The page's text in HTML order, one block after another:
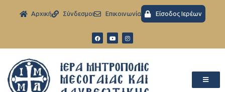
Aρχική Σύνδεσμοι Eπικοινωνία Είσοδος Ιερέων